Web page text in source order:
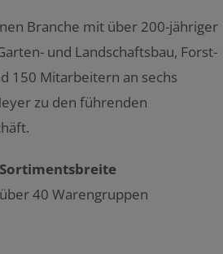
Branche mit über 200-jähriger
und Landschaftsbau, Forst-
150 Mitarbeitern an sechs
zu den führenden
Sortimentsbreite
über 40 Warengruppen